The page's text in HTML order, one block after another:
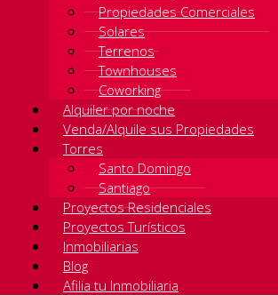
Propiedades Comerciales
Solares
Terrenos
Townhouses
Coworking
Alquiler por noche
Venda/Alquile sus Propiedades
Torres
Santo Domingo
Santiago
Proyectos Residenciales
Proyectos Turísticos
Inmobiliarias
Blog
Afilia tu Inmobiliaria